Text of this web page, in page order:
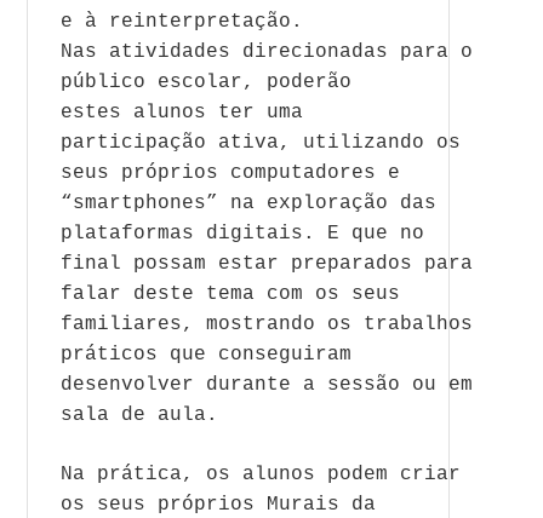
e à reinterpretação.
Nas atividades direcionadas para o
público escolar, poderão
estes alunos ter uma
participação ativa, utilizando os
seus próprios computadores e
“smartphones” na exploração das
plataformas digitais. E que no
final possam estar preparados para
falar deste tema com os seus
familiares, mostrando os trabalhos
práticos que conseguiram
desenvolver durante a sessão ou em
sala de aula.
Na prática, os alunos podem criar
os seus próprios Murais da